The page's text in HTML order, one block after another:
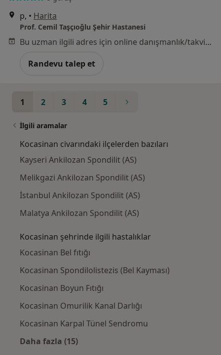
p, • Harita
Prof. Cemil Taşçıoğlu Şehir Hastanesi
Bu uzman ilgili adres için online danışmanlık/takvim sunmuyor.
Randevu talep et
1 2 3 4 5
İlgili aramalar
Kocasinan civarındaki ilçelerden bazıları
Kayseri Ankilozan Spondilit (AS)
Melikgazi Ankilozan Spondilit (AS)
İstanbul Ankilozan Spondilit (AS)
Malatya Ankilozan Spondilit (AS)
Kocasinan şehrinde ilgili hastalıklar
Kocasinan Bel fıtığı
Kocasinan Spondilolistezis (Bel Kayması)
Kocasinan Boyun Fıtığı
Kocasinan Omurilik Kanal Darlığı
Kocasinan Karpal Tünel Sendromu
Daha fazla (15)